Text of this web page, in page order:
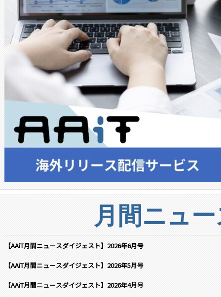
月間ニュ
【AAiT月間ニュースダイジェスト】2026年6月号
【AAiT月間ニュースダイジェスト】2026年5月号
【AAiT月間ニュースダイジェスト】2026年4月号